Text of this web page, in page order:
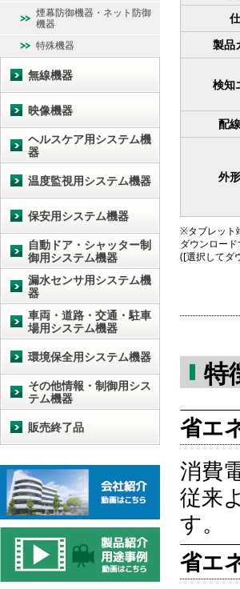
製品
検知
配
外
※タブレット
ダウンロー
([選択してダ
特
省エ
消費
従来
す。
省エ
煙幕防御機器・ネット防御
機器
特殊機器
無線機器
映像機器
ヘルスケア用システム機
器
温度監視用システム機器
保安用システム機器
自動ドア・シャッター制
御用システム機器
漏水センサ用システム機
器
車両・道路・交通・駐車
場用システム機器
環境保全用システム機器
その他情報・制御用シス
テム機器
販売終了品